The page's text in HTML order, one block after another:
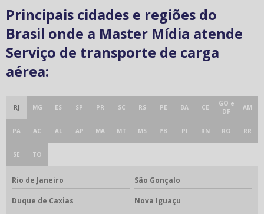
Principais cidades e regiões do
Brasil onde a Master Mídia atende
Serviço de transporte de carga
aérea:
RJ MG ES SP PR SC RS PE BA CE
GO e
DF
AM
PA AC AL AP MA MT MS PB PI RN RO RR
SE TO
Rio de Janeiro São Gonçalo
Duque de Caxias Nova Iguaçu